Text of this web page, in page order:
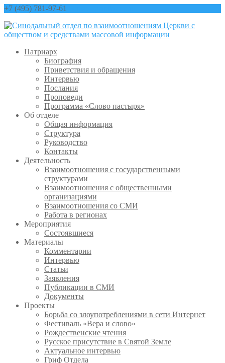
+7 (495) 781-97-61
Патриарх
Биография
Приветствия и обращения
Интервью
Послания
Проповеди
Программа «Слово пастыря»
Об отделе
Общая информация
Структура
Руководство
Контакты
Деятельность
Взаимоотношения с государственными
структурами
Взаимоотношения с общественными
организациями
Взаимоотношения со СМИ
Работа в регионах
Мероприятия
Состоявшиеся
Материалы
Комментарии
Интервью
Статьи
Заявления
Публикации в СМИ
Документы
Проекты
Борьба со злоупотреблениями в сети Интернет
Фестиваль «Вера и слово»
Рождественские чтения
Русское присутствие в Святой Земле
Актуальное интервью
Гриф Отдела